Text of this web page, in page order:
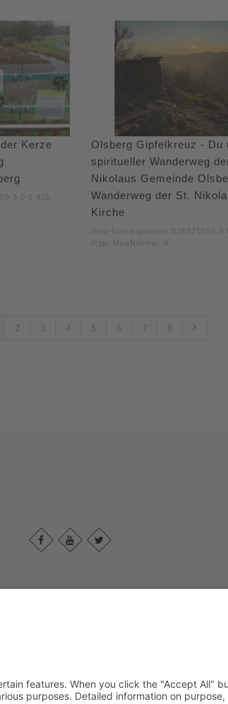
Kerze
3 0 0 415
Olsberg Gipfelkreuz - Du
spiritueller Wanderweg
Nikolaus Gemeinde
Wanderweg der St.
Kirche
mso-font-signature:536871559 3
0;}p. MsoNormal, li.
2 3 4 5 6 7 8
02974-96980 E: info@sauerland.com